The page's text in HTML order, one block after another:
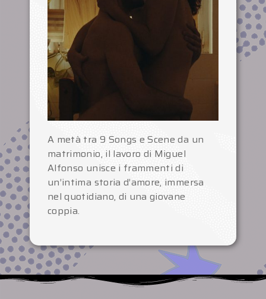
A metà tra 9 Songs e Scene da un
matrimonio, il lavoro di Miguel
Alfonso unisce i frammenti di
un’intima storia d’amore, immersa
nel quotidiano, di una giovane
coppia.